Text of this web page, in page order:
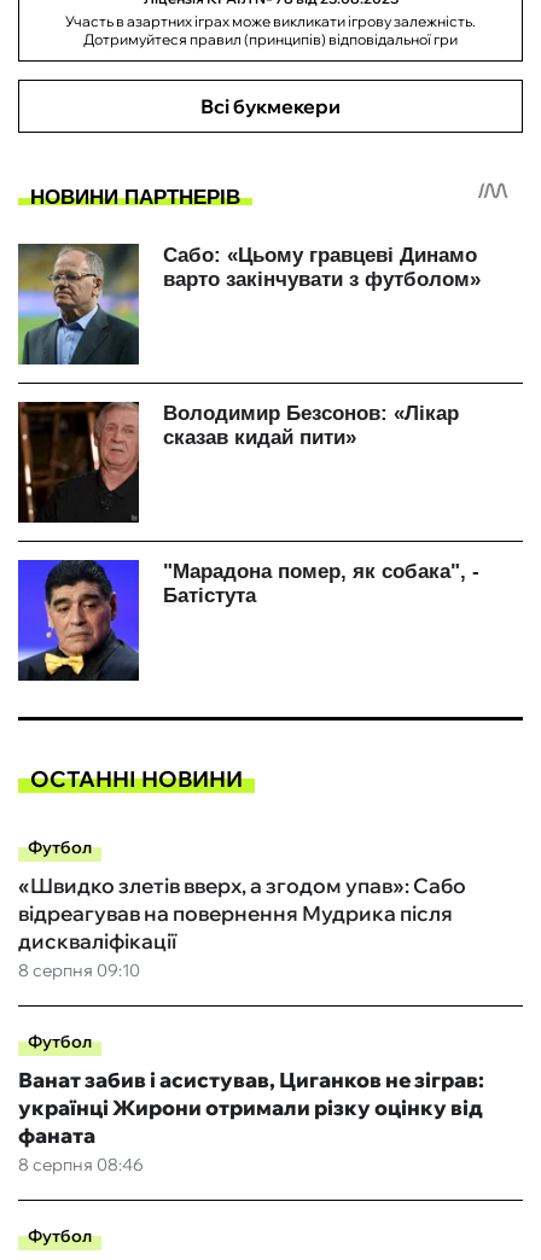
Участь в азартних іграх може викликати ігрову залежність.
Дотримуйтеся правил (принципів) відповідальної гри
Всі букмекери
ОСТАННІ НОВИНИ
Футбол
8 серпня 09:10
«Швидко злетів вверх, а згодом упав»: Сабо
відреагував на повернення Мудрика після
дискваліфікації
Футбол
8 серпня 08:46
Ванат забив і асистував, Циганков не зіграв:
українці Жирони отримали різку оцінку від
фаната
Футбол